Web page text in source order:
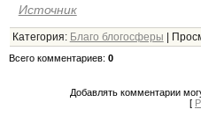
Источник
Категория: Благо блогосферы |
Всего комментариев: 0
Добавлять комментарии
[